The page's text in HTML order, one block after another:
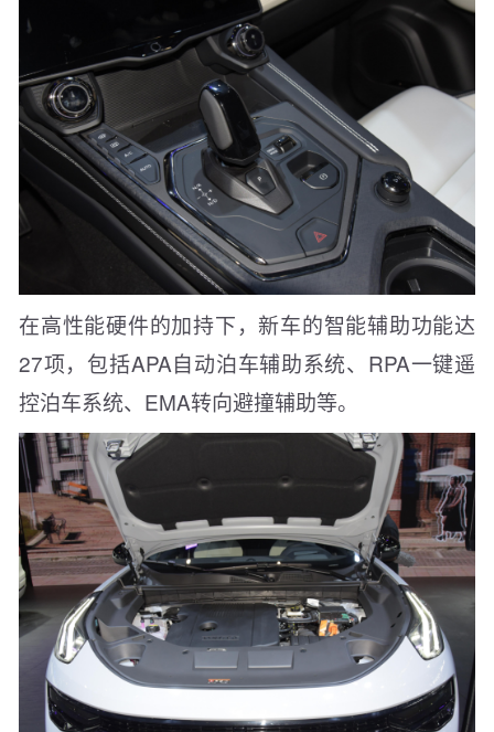
在高性能硬件的加持下，新车的智能辅助功能达
27项，包括APA自动泊车辅助系统、RPA一键遥
控泊车系统、EMA转向避撞辅助等。